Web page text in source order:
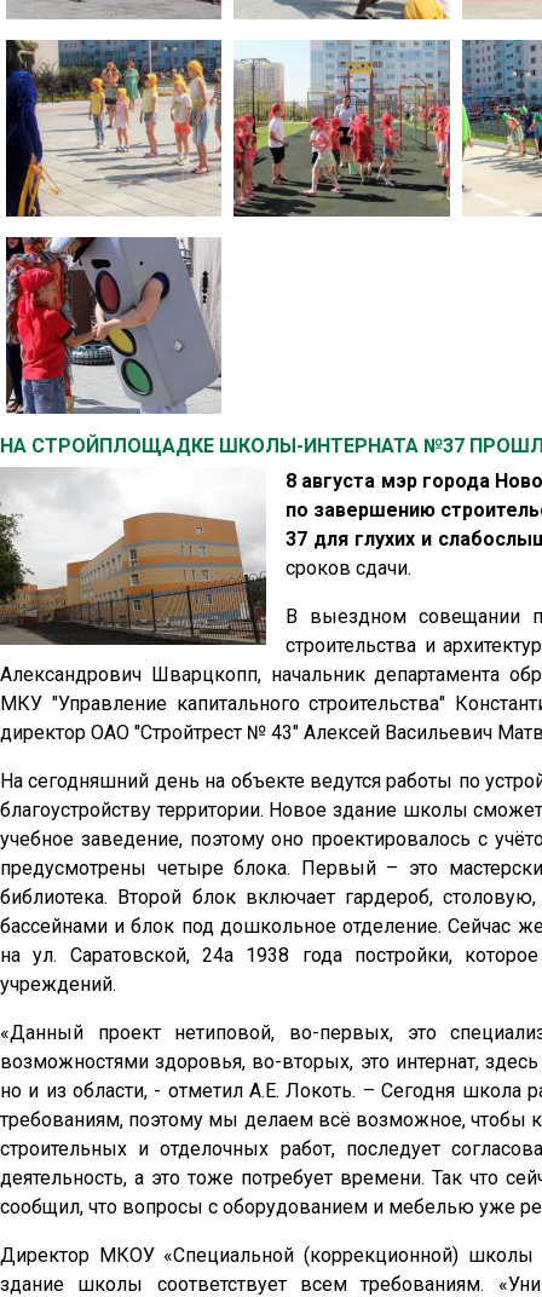
НА СТРОЙПЛОЩАДКЕ ШКОЛЫ-ИНТЕРНАТА №37
8 августа мэр города
по завершению
37 для глухих и
сроков сдачи.
В выездном совещании
строительства и
Александрович Шварцкопп, начальник департамента
МКУ "Управление капитального строительства"
директор ОАО "Стройтрест № 43" Алексей Васильевич
На сегодняшний день на объекте ведутся работы по
благоустройству территории. Новое здание школы
учебное заведение, поэтому оно проектировалось с
предусмотрены четыре блока. Первый – это
библиотека. Второй блок включает гардероб,
бассейнами и блок под дошкольное отделение. Сейчас
на ул. Саратовской, 24а 1938 года постройки,
учреждений.
«Данный проект нетиповой, во-первых, это
возможностями здоровья, во-вторых, это интернат,
но и из области, - отметил А.Е. Локоть. – Сегодня школа
требованиям, поэтому мы делаем всё возможное, чтобы
строительных и отделочных работ, последует
деятельность, а это тоже потребует времени. Так что
сообщил, что вопросы с оборудованием и мебелью уже
Директор МКОУ «Специальной (коррекционной)
здание школы соответствует всем требованиям.